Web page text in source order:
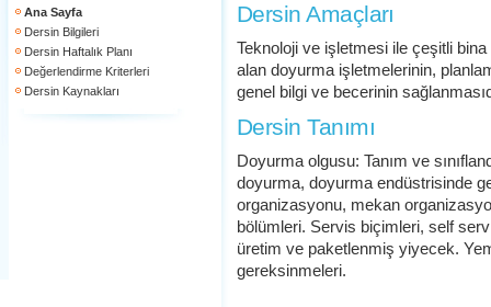
Ana Sayfa
Dersin Bilgileri
Dersin Haftalık Planı
Değerlendirme Kriterleri
Dersin Kaynakları
Dersin Amaçları
Teknoloji ve işletmesi ile çeşitli
alan doyurma işletmelerinin,
genel bilgi ve becerinin
Dersin Tanımı
Doyurma olgusu: Tanım ve
doyurma, doyurma endüstrisinde
organizasyonu, mekan
bölümleri. Servis biçimleri, self
üretim ve paketlenmiş yiyecek.
gereksinmeleri.